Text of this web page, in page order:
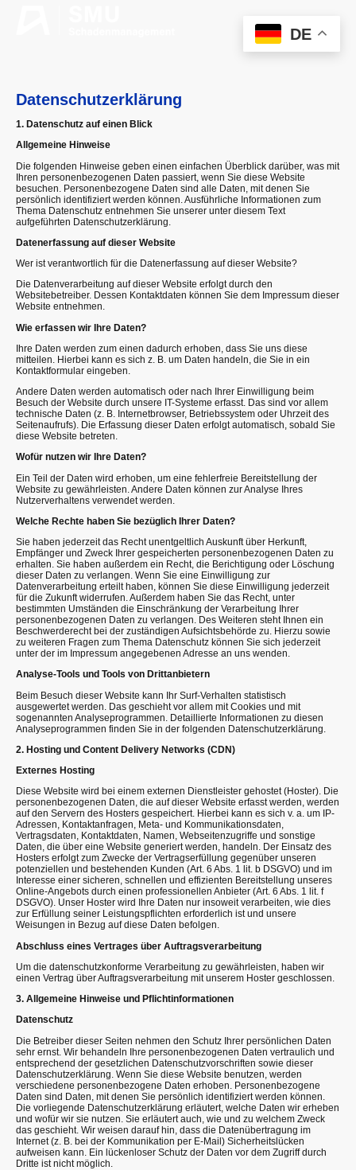
Datenschutzerklärung
1. Datenschutz auf einen Blick
Allgemeine Hinweise
Die folgenden Hinweise geben einen einfachen Überblick darüber, was mit
Ihren personenbezogenen Daten passiert, wenn Sie diese Website
besuchen. Personenbezogene Daten sind alle Daten, mit denen Sie
persönlich identifiziert werden können. Ausführliche Informationen zum
Thema Datenschutz entnehmen Sie unserer unter diesem Text
aufgeführten Datenschutzerklärung.
Datenerfassung auf dieser Website
Wer ist verantwortlich für die Datenerfassung auf dieser Website?
Die Datenverarbeitung auf dieser Website erfolgt durch den
Websitebetreiber. Dessen Kontaktdaten können Sie dem Impressum dieser
Website entnehmen.
Wie erfassen wir Ihre Daten?
Ihre Daten werden zum einen dadurch erhoben, dass Sie uns diese
mitteilen. Hierbei kann es sich z. B. um Daten handeln, die Sie in ein
Kontaktformular eingeben.
Andere Daten werden automatisch oder nach Ihrer Einwilligung beim
Besuch der Website durch unsere IT-Systeme erfasst. Das sind vor allem
technische Daten (z. B. Internetbrowser, Betriebssystem oder Uhrzeit des
Seitenaufrufs). Die Erfassung dieser Daten erfolgt automatisch, sobald Sie
diese Website betreten.
Wofür nutzen wir Ihre Daten?
Ein Teil der Daten wird erhoben, um eine fehlerfreie Bereitstellung der
Website zu gewährleisten. Andere Daten können zur Analyse Ihres
Nutzerverhaltens verwendet werden.
Welche Rechte haben Sie bezüglich Ihrer Daten?
Sie haben jederzeit das Recht unentgeltlich Auskunft über Herkunft,
Empfänger und Zweck Ihrer gespeicherten personenbezogenen Daten zu
erhalten. Sie haben außerdem ein Recht, die Berichtigung oder Löschung
dieser Daten zu verlangen. Wenn Sie eine Einwilligung zur
Datenverarbeitung erteilt haben, können Sie diese Einwilligung jederzeit
für die Zukunft widerrufen. Außerdem haben Sie das Recht, unter
bestimmten Umständen die Einschränkung der Verarbeitung Ihrer
personenbezogenen Daten zu verlangen. Des Weiteren steht Ihnen ein
Beschwerderecht bei der zuständigen Aufsichtsbehörde zu. Hierzu sowie
zu weiteren Fragen zum Thema Datenschutz können Sie sich jederzeit
unter der im Impressum angegebenen Adresse an uns wenden.
Analyse-Tools und Tools von Drittanbietern
Beim Besuch dieser Website kann Ihr Surf-Verhalten statistisch
ausgewertet werden. Das geschieht vor allem mit Cookies und mit
sogenannten Analyseprogrammen. Detaillierte Informationen zu diesen
Analyseprogrammen finden Sie in der folgenden Datenschutzerklärung.
2. Hosting und Content Delivery Networks (CDN)
Externes Hosting
Diese Website wird bei einem externen Dienstleister gehostet (Hoster). Die
personenbezogenen Daten, die auf dieser Website erfasst werden, werden
auf den Servern des Hosters gespeichert. Hierbei kann es sich v. a. um IP-
Adressen, Kontaktanfragen, Meta- und Kommunikationsdaten,
Vertragsdaten, Kontaktdaten, Namen, Webseitenzugriffe und sonstige
Daten, die über eine Website generiert werden, handeln. Der Einsatz des
Hosters erfolgt zum Zwecke der Vertragserfüllung gegenüber unseren
potenziellen und bestehenden Kunden (Art. 6 Abs. 1 lit. b DSGVO) und im
Interesse einer sicheren, schnellen und effizienten Bereitstellung unseres
Online-Angebots durch einen professionellen Anbieter (Art. 6 Abs. 1 lit. f
DSGVO). Unser Hoster wird Ihre Daten nur insoweit verarbeiten, wie dies
zur Erfüllung seiner Leistungspflichten erforderlich ist und unsere
Weisungen in Bezug auf diese Daten befolgen.
Abschluss eines Vertrages über Auftragsverarbeitung
Um die datenschutzkonforme Verarbeitung zu gewährleisten, haben wir
einen Vertrag über Auftragsverarbeitung mit unserem Hoster geschlossen.
3. Allgemeine Hinweise und Pflichtinformationen
Datenschutz
Die Betreiber dieser Seiten nehmen den Schutz Ihrer persönlichen Daten
sehr ernst. Wir behandeln Ihre personenbezogenen Daten vertraulich und
entsprechend der gesetzlichen Datenschutzvorschriften sowie dieser
Datenschutzerklärung. Wenn Sie diese Website benutzen, werden
verschiedene personenbezogene Daten erhoben. Personenbezogene
Daten sind Daten, mit denen Sie persönlich identifiziert werden können.
Die vorliegende Datenschutzerklärung erläutert, welche Daten wir erheben
und wofür wir sie nutzen. Sie erläutert auch, wie und zu welchem Zweck
das geschieht. Wir weisen darauf hin, dass die Datenübertragung im
Internet (z. B. bei der Kommunikation per E-Mail) Sicherheitslücken
aufweisen kann. Ein lückenloser Schutz der Daten vor dem Zugriff durch
Dritte ist nicht möglich.
DE